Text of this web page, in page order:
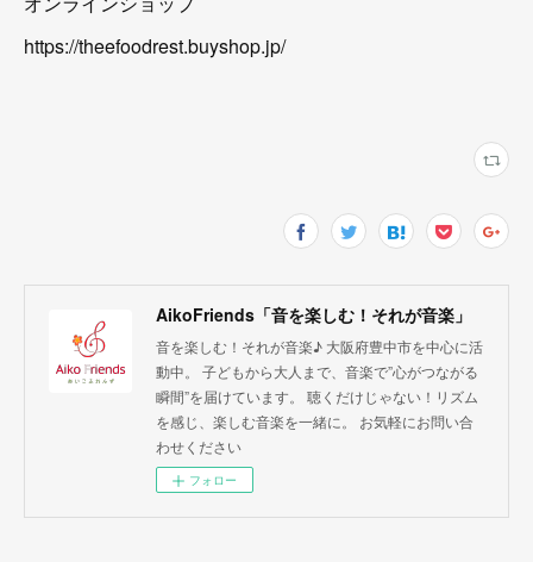
https://theefoodrest.buyshop.jp/
AikoFriends「音を楽しむ！それが音楽」
音を楽しむ！それが音楽♪ 大阪府豊中市を中心に活
動中。 子どもから大人まで、音楽で”心がつながる
瞬間”を届けています。 聴くだけじゃない！リズム
を感じ、楽しむ音楽を一緒に。 お気軽にお問い合
わせください
フォロー